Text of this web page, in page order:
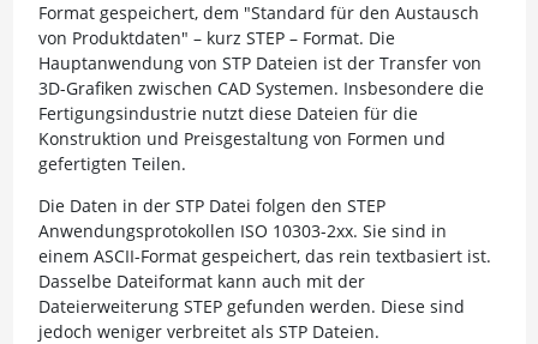
Format gespeichert, dem "Standard für den Austausch
von Produktdaten" – kurz STEP – Format. Die
Hauptanwendung von STP Dateien ist der Transfer von
3D-Grafiken zwischen CAD Systemen. Insbesondere die
Fertigungsindustrie nutzt diese Dateien für die
Konstruktion und Preisgestaltung von Formen und
gefertigten Teilen.
Die Daten in der STP Datei folgen den STEP
Anwendungsprotokollen ISO 10303-2xx. Sie sind in
einem ASCII-Format gespeichert, das rein textbasiert ist.
Dasselbe Dateiformat kann auch mit der
Dateierweiterung STEP gefunden werden. Diese sind
jedoch weniger verbreitet als STP Dateien.